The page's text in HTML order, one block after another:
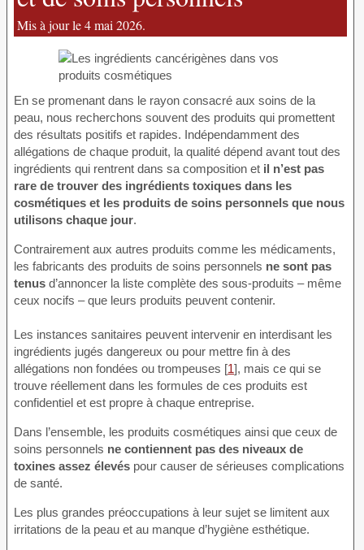
Mis à jour le 4 mai 2026.
En se promenant dans le rayon consacré aux soins de la
peau, nous recherchons souvent des produits qui promettent
des résultats positifs et rapides. Indépendamment des
allégations de chaque produit, la qualité dépend avant tout des
ingrédients qui rentrent dans sa composition et il n’est pas
rare de trouver des ingrédients toxiques dans les
cosmétiques et les produits de soins personnels que nous
utilisons chaque jour.
Contrairement aux autres produits comme les médicaments,
les fabricants des produits de soins personnels ne sont pas
tenus d’annoncer la liste complète des sous-produits – même
ceux nocifs – que leurs produits peuvent contenir.
Les instances sanitaires peuvent intervenir en interdisant les
ingrédients jugés dangereux ou pour mettre fin à des
allégations non fondées ou trompeuses [1], mais ce qui se
trouve réellement dans les formules de ces produits est
confidentiel et est propre à chaque entreprise.
Dans l’ensemble, les produits cosmétiques ainsi que ceux de
soins personnels ne contiennent pas des niveaux de
toxines assez élevés pour causer de sérieuses complications
de santé.
Les plus grandes préoccupations à leur sujet se limitent aux
irritations de la peau et au manque d’hygiène esthétique.